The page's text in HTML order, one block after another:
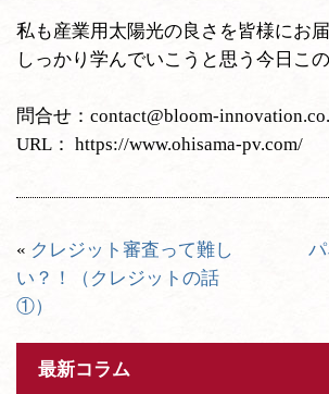
私も産業用太陽光の良さを皆様にお届
しっかり学んでいこうと思う今日こ
問合せ：contact@bloom-
URL： https://www.ohisama-pv.com/
« クレジット審査って難し
い？！（クレジットの話
①）
最新コラム